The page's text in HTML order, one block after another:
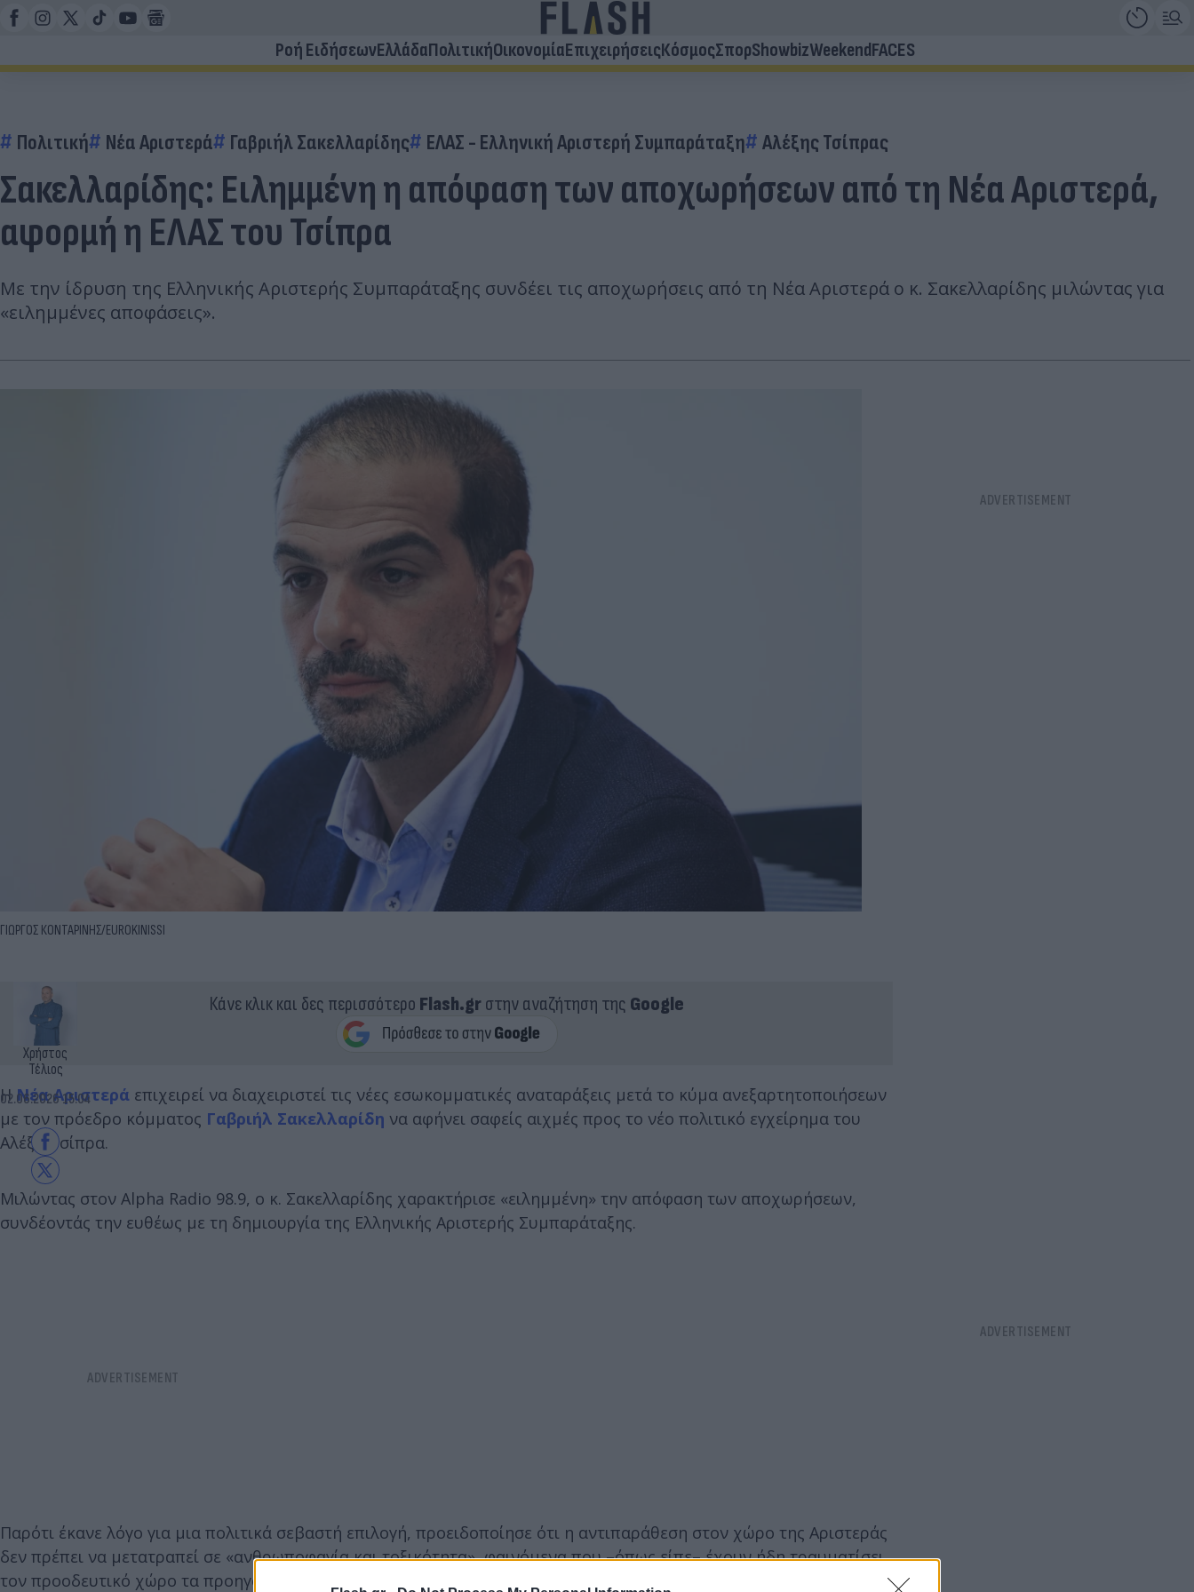
Ροή ΕιδήσεωνΕλλάδαΠολιτικήΟικονομίαΕπιχειρήσειςΚόσμοςΣπορShowbizWeekendFACES
Πολιτική Νέα Αριστερά Γαβριήλ Σακελλαρίδης ΕΛΑΣ - Ελληνική Αριστερή Συμπαράταξη Αλέξης Τσίπρας
Σακελλαρίδης: Ειλημμένη η απόφαση των αποχωρήσεων από τη Νέα Αριστερά,
αφορμή η ΕΛΑΣ του Τσίπρα
Με την ίδρυση της Ελληνικής Αριστερής Συμπαράταξης συνδέει τις αποχωρήσεις από τη Νέα Αριστερά ο κ. Σακελλαρίδης μιλώντας για
«ειλημμένες αποφάσεις».
ΓΙΩΡΓΟΣ ΚΟΝΤΑΡΙΝΗΣ/EUROKINISSI
Χρήστος
Τέλιος
02.06.2026 15:04
Κάνε κλικ και δες περισσότερο Flash.grστην αναζήτηση της Google
Η Νέα Αριστερά επιχειρεί να διαχειριστεί τις νέες εσωκομματικές αναταράξεις μετά το κύμα ανεξαρτητοποιήσεων
με τον πρόεδρο κόμματος Γαβριήλ Σακελλαρίδη να αφήνει σαφείς αιχμές προς το νέο πολιτικό εγχείρημα του
Αλέξη Τσίπρα.
Μιλώντας στον Alpha Radio 98.9, ο κ. Σακελλαρίδης χαρακτήρισε «ειλημμένη» την απόφαση των αποχωρήσεων,
συνδέοντάς την ευθέως με τη δημιουργία της Ελληνικής Αριστερής Συμπαράταξης.
Παρότι έκανε λόγο για μια πολιτικά σεβαστή επιλογή, προειδοποίησε ότι η αντιπαράθεση στον χώρο της Αριστεράς
δεν πρέπει να μετατραπεί σε «ανθρωποφαγία και τοξικότητα», φαινόμενα που –όπως είπε– έχουν ήδη τραυματίσει
τον προοδευτικό χώρο τα προηγούμενα χρόνια.